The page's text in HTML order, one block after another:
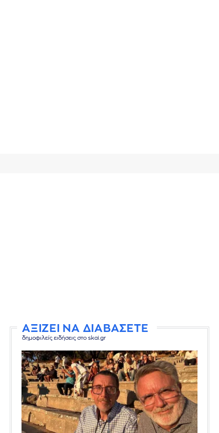
ΑΞΙΖΕΙ ΝΑ ΔΙΑΒΑΣΕΤΕ
δημοφιλείς ειδήσεις στο skai.gr